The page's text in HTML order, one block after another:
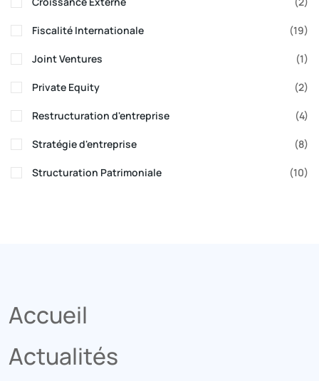
Fiscalité Internationale (19)
Joint Ventures (1)
Private Equity (2)
Restructuration d'entreprise (4)
Stratégie d'entreprise (8)
Structuration Patrimoniale (10)
Accueil
Actualités